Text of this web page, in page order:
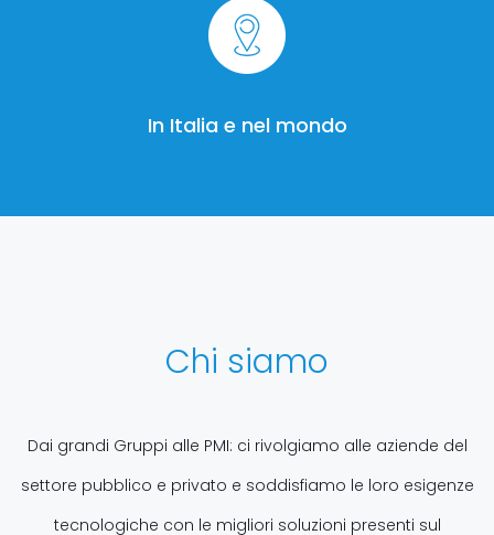
In Italia e nel mondo
Chi siamo
Dai grandi Gruppi alle PMI: ci rivolgiamo alle aziende del
settore pubblico e privato e soddisfiamo le loro esigenze
tecnologiche con le migliori soluzioni presenti sul